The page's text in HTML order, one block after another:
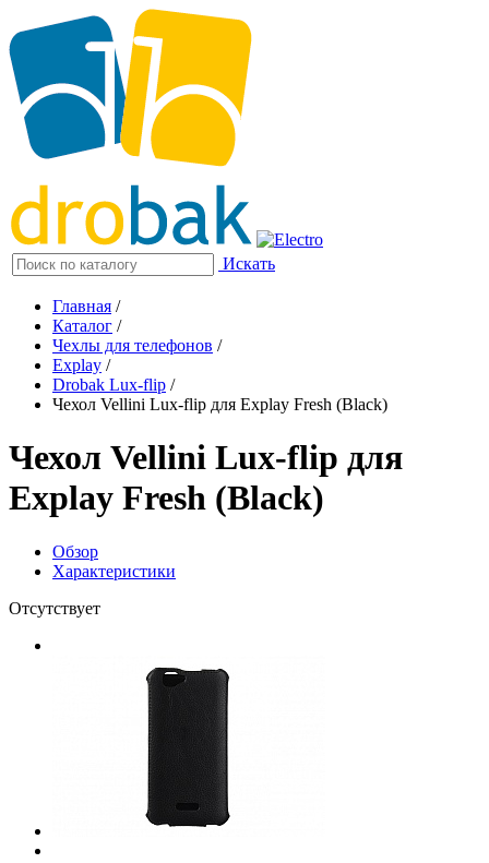
Искать
Главная /
Каталог /
Чехлы для телефонов /
Explay /
Drobak Lux-flip /
Чехол Vellini Lux-flip для Explay Fresh (Black)
Чехол Vellini Lux-flip для
Explay Fresh (Black)
Обзор
Характеристики
Отсутствует